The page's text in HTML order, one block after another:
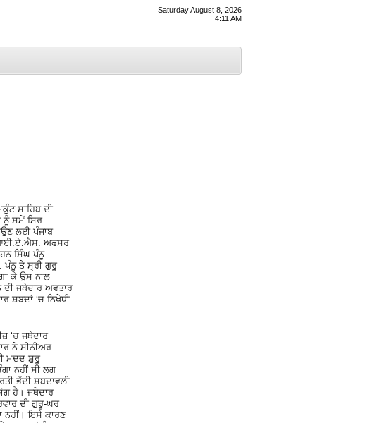
Saturday August 8, 2026
4:11 AM
ਸਾਹਿਬ ਦੀ
ਨੂੰ ਸਮੇਂ ਸਿਰ
ਲਈ ਪੰਜਾਬ
ਆਈ.ਏ.ਐਸ. ਅਫਸਰ
ਸਿੰਘ ਪੰਨੂ
ਪੰਨੂ ਤੇ ਸ੍ਰੀ ਗੁਰੂ
ਕੇ ਉਸ ਨਾਲ
ਦੀ ਜਥੇਦਾਰ ਅਵਤਾਰ
ਸ਼ਬਦਾਂ ‘ਚ ਨਿਖੇਧੀ
‘ਚ ਜਥੇਦਾਰ
ਨੇ ਸੀਨੀਅਰ
ਮਦਦ ਸ਼ੁਰੂ
ਨਹੀਂ ਸੀ ਲਗ
ਭੱਦੀ ਸ਼ਬਦਾਵਲੀ
ਹੈ। ਜਥੇਦਾਰ
ਦੀ ਗੁਰੂ-ਘਰ
ਨਹੀਂ। ਇਸੇ ਕਾਰਣ